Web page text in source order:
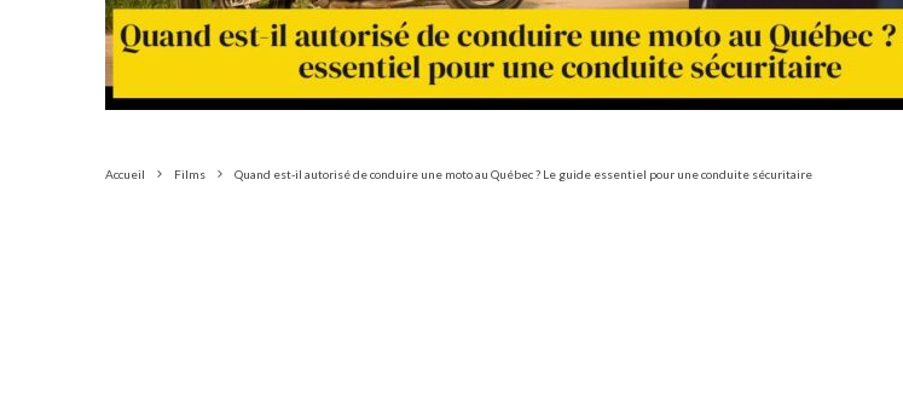
Accueil Films Quand est-il autorisé de conduire une moto au Québec ? Le guide essentiel pour une conduite sécuritaire